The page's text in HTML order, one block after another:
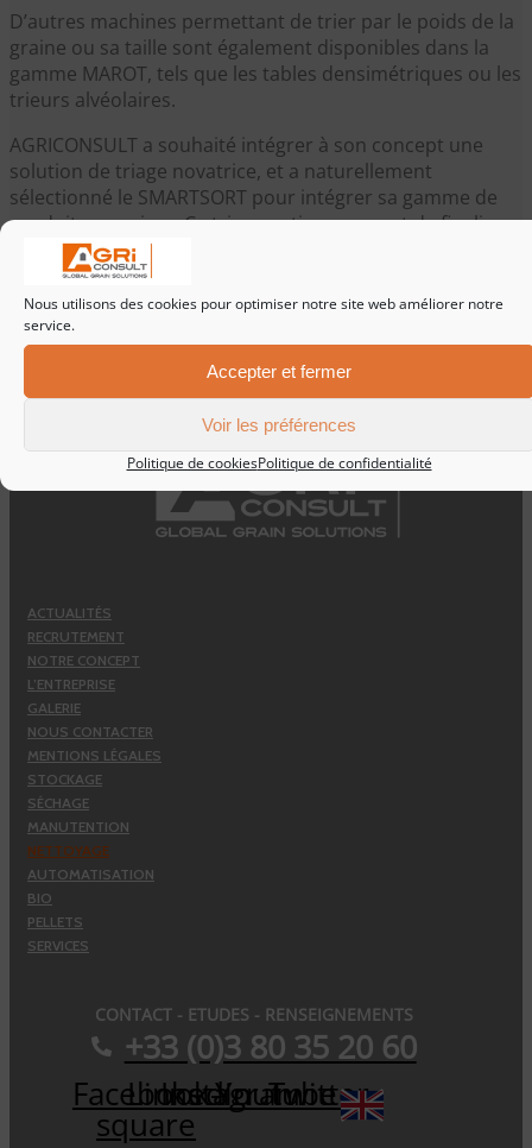
Nous utilisons des cookies pour optimiser notre site web améliorer notre
service.
Accepter et fermer
Voir les préférences
Politique de cookiesPolitique de confidentialité
D’autres machines permettant de trier par le poids de la
graine ou sa taille sont également disponibles dans la
gamme MAROT, tels que les tables densimétriques ou les
trieurs alvéolaires.
AGRICONSULT a souhaité intégrer à son concept une
solution de triage novatrice, et a naturellement
sélectionné le SMARTSORT pour intégrer sa gamme de
produits premium. Ce trieur optique permet de finaliser
une qualité sélective sans égale.
ACTUALITÉS
RECRUTEMENT
NOTRE CONCEPT
L’ENTREPRISE
GALERIE
NOUS CONTACTER
MENTIONS LÉGALES
STOCKAGE
SÉCHAGE
MANUTENTION
NETTOYAGE
AUTOMATISATION
BIO
PELLETS
SERVICES
CONTACT - ETUDES - RENSEIGNEMENTS
+33 (0)3 80 35 20 60
Facebook-
square
Linkedin
Instagram
Youtube
Twitter